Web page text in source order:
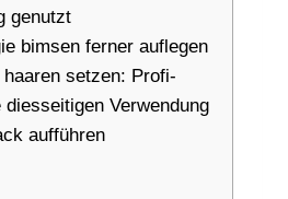
genutzt
bimsen ferner auflegen
haaren setzen: Profi-
diesseitigen Verwendung
aufführen